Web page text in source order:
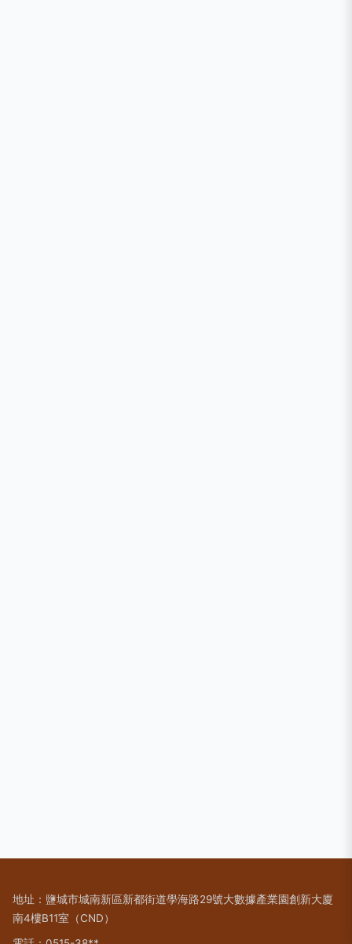
地址：鹽城市城南新區新都街道學海路29號大數據產業園創新大廈
南4樓B11室（CND）